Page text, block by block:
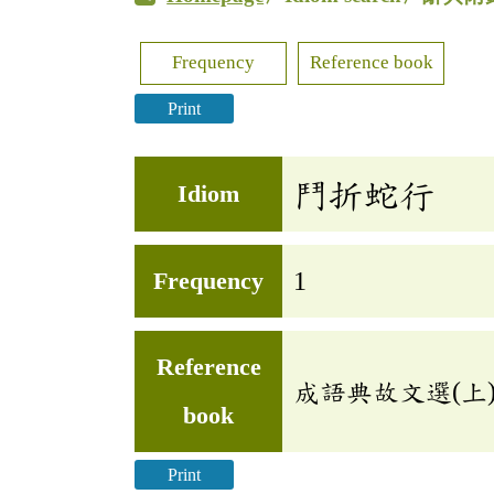
Frequency Reference book
Print
Idiom 鬥折蛇行
Frequency 1
Reference
book
成語典故文選(
Print